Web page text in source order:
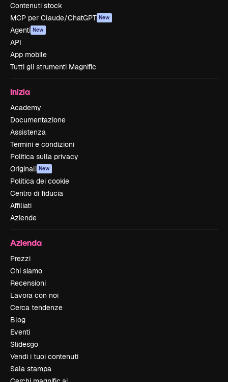
Contenuti stock
MCP per Claude/ChatGPT New
Agenti New
API
App mobile
Tutti gli strumenti Magnific
Inizia
Academy
Documentazione
Assistenza
Termini e condizioni
Politica sulla privacy
Originali New
Politica dei cookie
Centro di fiducia
Affiliati
Aziende
Azienda
Prezzi
Chi siamo
Recensioni
Lavora con noi
Cerca tendenze
Blog
Eventi
Slidesgo
Vendi i tuoi contenuti
Sala stampa